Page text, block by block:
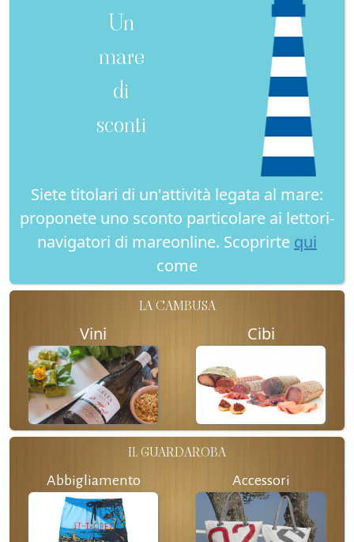
Un
mare
di
sconti
Siete titolari di un'attività legata al mare:
proponete uno sconto particolare ai lettori-
navigatori di mareonline. Scoprirte qui
come
LA CAMBUSA
Vini Cibi
IL GUARDAROBA
Abbigliamento Accessori